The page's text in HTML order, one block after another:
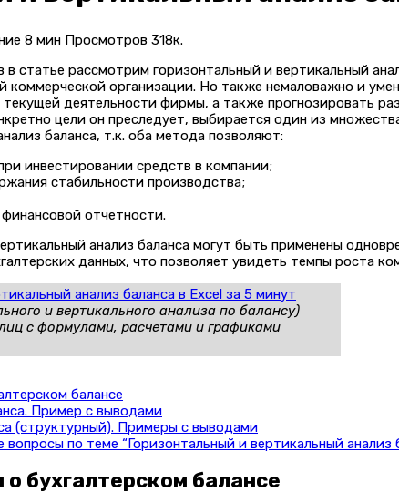
8 мин Просмотров 318к.
статье рассмотрим горизонтальный и вертикальный
коммерческой организации. Но также немаловажно и
деятельности фирмы, а также прогнозировать
цели он преследует, выбирается один из
баланса, т.к. оба метода позволяют:
инвестировании средств в компании;
стабильности производства;
отчетности.
анализ баланса могут быть применены
данных, что позволяет увидеть темпы роста
анализ баланса в Excel за 5 минут
и вертикального анализа по балансу)
с формулами, расчетами и графиками
балансе
Пример с выводами
(структурный). Примеры с выводами
по теме “Горизонтальный и вертикальный анализ
бухгалтерском балансе